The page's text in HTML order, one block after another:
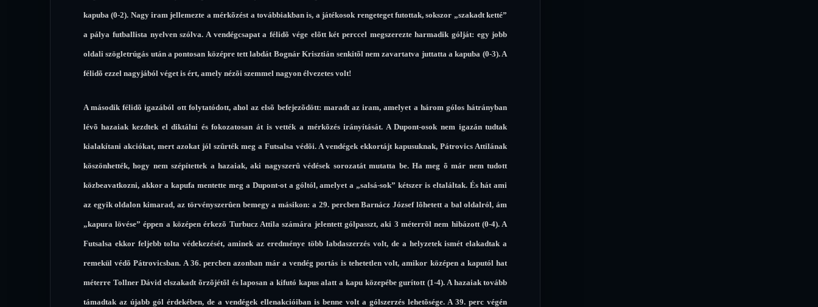
kapuba (0-2). Nagy iram jellemezte a mérkõzést a továbbiakban is, a játékosok rengeteget futottak, sokszor „szakadt ketté”
a pálya futballista nyelven szólva. A vendégcsapat a félidõ vége elõtt két perccel megszerezte harmadik gólját: egy jobb
oldali szögletrúgás után a pontosan középre tett labdát Bognár Krisztián senkitõl nem zavartatva juttatta a kapuba (0-3). A
félidõ ezzel nagyjából véget is ért, amely nézõi szemmel nagyon élvezetes volt!
A második félidõ igazából ott folytatódott, ahol az elsõ befejezõdött: maradt az iram, amelyet a három gólos hátrányban
lévõ hazaiak kezdtek el diktálni és fokozatosan át is vették a mérkõzés irányítását. A Dupont-osok nem igazán tudtak
kialakítani akciókat, mert azokat jól szûrték meg a Futsalsa védõi. A vendégek ekkortájt kapusuknak, Pátrovics Attilának
köszönhették, hogy nem szépítettek a hazaiak, aki nagyszerû védések sorozatát mutatta be. Ha meg õ már nem tudott
közbeavatkozni, akkor a kapufa mentette meg a Dupont-ot a góltól, amelyet a „salsá-sok” kétszer is eltaláltak. És hát ami
az egyik oldalon kimarad, az törvényszerûen bemegy a másikon: a 29. percben Barnácz József lõhetett a bal oldalról, ám
„kapura lövése” éppen a középen érkezõ Turbucz Attila számára jelentett gólpasszt, aki 3 méterrõl nem hibázott (0-4). A
Futsalsa ekkor feljebb tolta védekezését, aminek az eredménye több labdaszerzés volt, de a helyzetek ismét elakadtak a
remekül védõ Pátrovicsban. A 36. percben azonban már a vendég portás is tehetetlen volt, amikor középen a kaputól hat
méterre Tollner Dávid elszakadt õrzõjétõl és laposan a kifutó kapus alatt a kapu közepébe gurított (1-4). A hazaiak tovább
támadtak az újabb gól érdekében, de a vendégek ellenakcióiban is benne volt a gólszerzés lehetõsége. A 39. perc végén